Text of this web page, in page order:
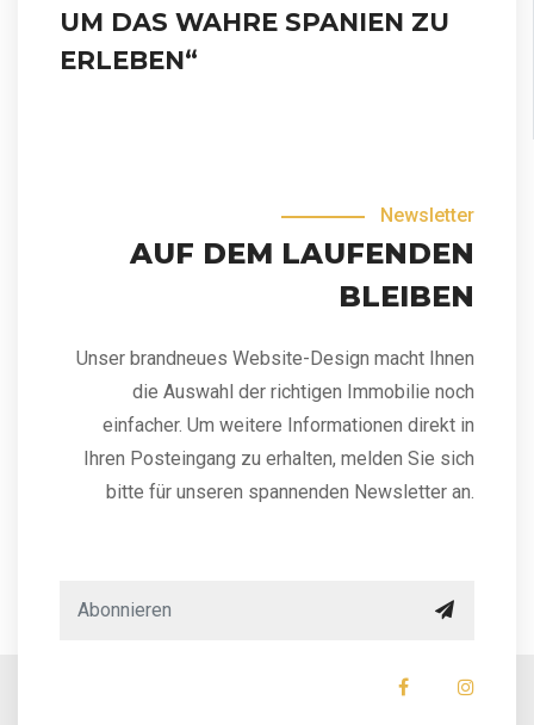
UM DAS WAHRE SPANIEN ZU
ERLEBEN“
Newsletter
AUF DEM LAUFENDEN
BLEIBEN
Unser brandneues Website-Design macht Ihnen
die Auswahl der richtigen Immobilie noch
einfacher. Um weitere Informationen direkt in
Ihren Posteingang zu erhalten, melden Sie sich
bitte für unseren spannenden Newsletter an.